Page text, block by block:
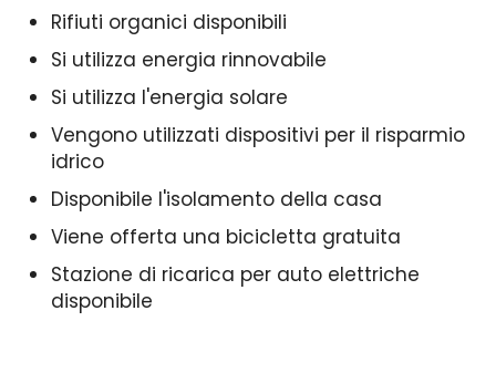
Rifiuti organici disponibili
Si utilizza energia rinnovabile
Si utilizza l'energia solare
Vengono utilizzati dispositivi per il risparmio
idrico
Disponibile l'isolamento della casa
Viene offerta una bicicletta gratuita
Stazione di ricarica per auto elettriche
disponibile